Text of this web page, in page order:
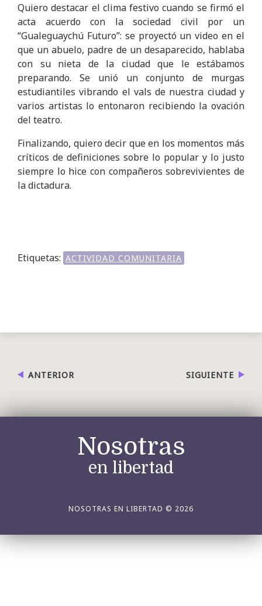
Quiero destacar el clima festivo cuando se firmó el
acta acuerdo con la sociedad civil por un
“Gualeguaychú Futuro”: se proyectó un video en el
que un abuelo, padre de un desaparecido, hablaba
con su nieta de la ciudad que le estábamos
preparando. Se unió un conjunto de murgas
estudiantiles vibrando el vals de nuestra ciudad y
varios artistas lo entonaron recibiendo la ovación
del teatro.
Finalizando, quiero decir que en los momentos más
críticos de definiciones sobre lo popular y lo justo
siempre lo hice con compañeros sobrevivientes de
la dictadura.
Etiquetas: ACTIVIDAD COMUNITARIA
ANTERIOR SIGUIENTE
Nosotras
en libertad
NOSOTRAS EN LIBERTAD © 2026